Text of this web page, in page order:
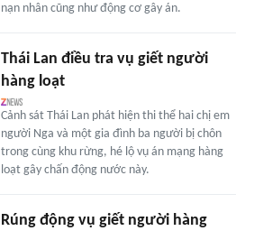
nạn nhân cũng như động cơ gây án.
Thái Lan điều tra vụ giết người
hàng loạt
Cảnh sát Thái Lan phát hiện thi thể hai chị em
người Nga và một gia đình ba người bị chôn
trong cùng khu rừng, hé lộ vụ án mạng hàng
loạt gây chấn động nước này.
Rúng động vụ giết người hàng